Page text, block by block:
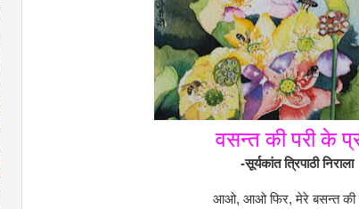
वसन्त की परी के
-सूर्यकांत त्रिपाठी निराला
आओ, आओ फिर,मेरे बसन्त की